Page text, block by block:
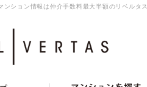
ンション情報は仲介手数料最大半額のリベルタス